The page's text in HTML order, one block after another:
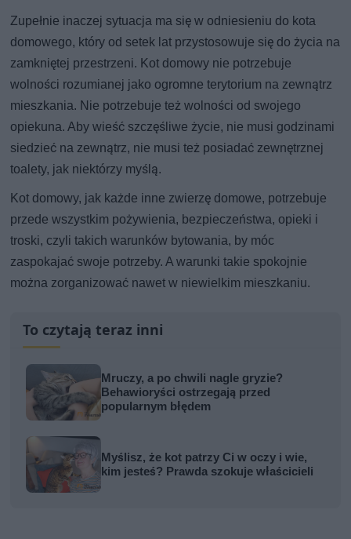
Zupełnie inaczej sytuacja ma się w odniesieniu do kota
domowego, który od setek lat przystosowuje się do życia na
zamkniętej przestrzeni. Kot domowy nie potrzebuje
wolności rozumianej jako ogromne terytorium na zewnątrz
mieszkania. Nie potrzebuje też wolności od swojego
opiekuna. Aby wieść szczęśliwe życie, nie musi godzinami
siedzieć na zewnątrz, nie musi też posiadać zewnętrznej
toalety, jak niektórzy myślą.
Kot domowy, jak każde inne zwierzę domowe, potrzebuje
przede wszystkim pożywienia, bezpieczeństwa, opieki i
troski, czyli takich warunków bytowania, by móc
zaspokajać swoje potrzeby. A warunki takie spokojnie
można zorganizować nawet w niewielkim mieszkaniu.
To czytają teraz inni
Mruczy, a po chwili nagle gryzie?
Behawioryści ostrzegają przed
popularnym błędem
Myślisz, że kot patrzy Ci w oczy i wie,
kim jesteś? Prawda szokuje właścicieli